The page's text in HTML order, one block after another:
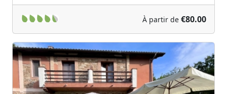
À partir de €80.00